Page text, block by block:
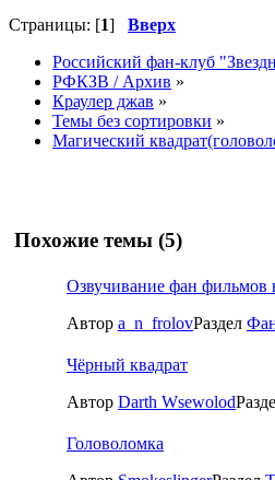
Страницы: [1] Вверх
Российский фан-клуб
РФКЗВ / Архив »
Краулер джав »
Темы без сортировки »
Магический
Похожие темы (5)
Озвучивание фан фильмов
Автор a_n_frolovРаздел
Чёрный квадрат
Автор Darth Wsewolod
Головоломка